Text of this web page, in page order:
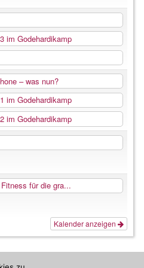
im Godehardikamp
– was nun?
im Godehardikamp
im Godehardikamp
für die gra...
Kalender anzeigen